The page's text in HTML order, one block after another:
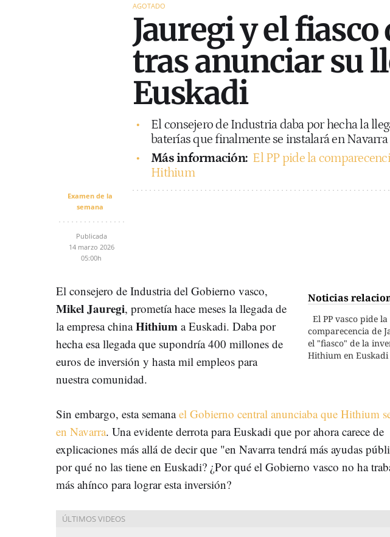
AGOTADO
Jauregi y el
tras anunciar su
Euskadi
El consejero de Industria daba por hecha la
baterías que finalmente se instalará en Navarra
Más información: El PP pide la
Hithium
Examen de la
semana
Publicada
14 marzo 2026
05:00h
Noticias
El PP vasco pide la
comparecencia de
el "fiasco" de la
Hithium en Euskadi
El consejero de Industria del Gobierno vasco,
Mikel Jauregi, prometía hace meses la llegada de
la empresa chinaHithium a Euskadi. Daba por
hecha esa llegada que supondría 400 millones de
euros de inversión y hasta mil empleos para
nuestra comunidad.
Sin embargo, esta semanael Gobierno central anunciaba que Hithium
en Navarra. Una evidente derrota para Euskadi que por ahora carece de
explicaciones más allá de decir que "en Navarra tendrá más ayudas
por qué no las tiene en Euskadi? ¿Por qué el Gobierno vasco no ha
más ahínco para lograr esta inversión?